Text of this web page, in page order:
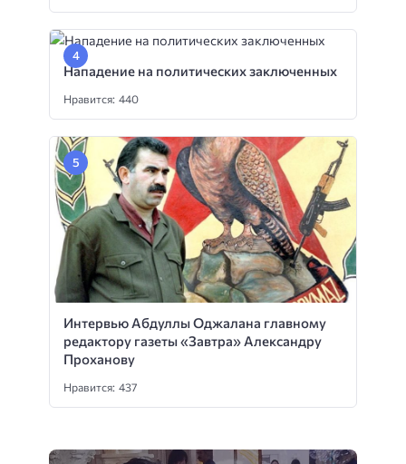
Нападение на политических заключенных
Нравится: 440
Интервью Абдуллы Оджалана главному
редактору газеты «Завтра» Александру
Проханову
Нравится: 437